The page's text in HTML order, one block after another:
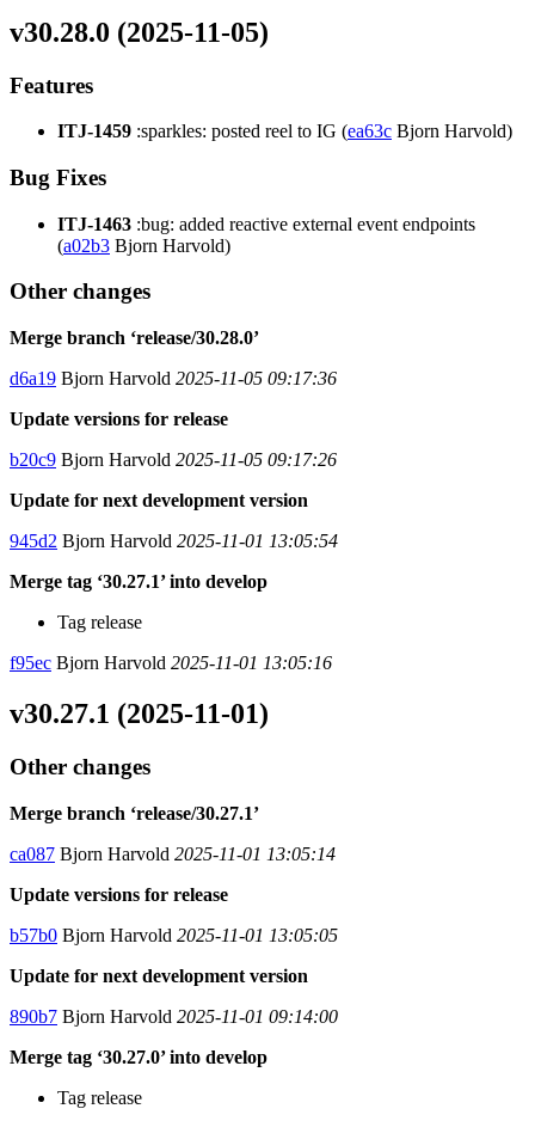
v30.28.0 (2025-11-05)
Features
ITJ-1459 :sparkles: posted reel to IG (ea63c Bjorn Harvold)
Bug Fixes
ITJ-1463 :bug: added reactive external event endpoints
(a02b3 Bjorn Harvold)
Other changes
Merge branch ‘release/30.28.0’
d6a19 Bjorn Harvold 2025-11-05 09:17:36
Update versions for release
b20c9 Bjorn Harvold 2025-11-05 09:17:26
Update for next development version
945d2 Bjorn Harvold 2025-11-01 13:05:54
Merge tag ‘30.27.1’ into develop
Tag release
f95ec Bjorn Harvold 2025-11-01 13:05:16
v30.27.1 (2025-11-01)
Other changes
Merge branch ‘release/30.27.1’
ca087 Bjorn Harvold 2025-11-01 13:05:14
Update versions for release
b57b0 Bjorn Harvold 2025-11-01 13:05:05
Update for next development version
890b7 Bjorn Harvold 2025-11-01 09:14:00
Merge tag ‘30.27.0’ into develop
Tag release